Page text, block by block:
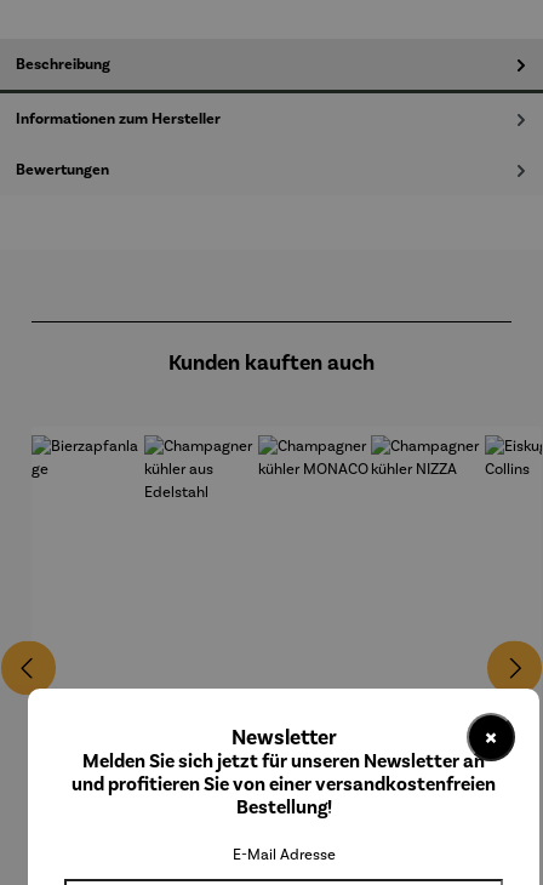
Beschreibung
Informationen zum Hersteller
Bewertungen
Kunden kauften auch
×
Newsletter
Melden Sie sich jetzt für unseren Newsletter an
und profitieren Sie von einer versandkostenfreien
Bestellung!
E-Mail Adresse